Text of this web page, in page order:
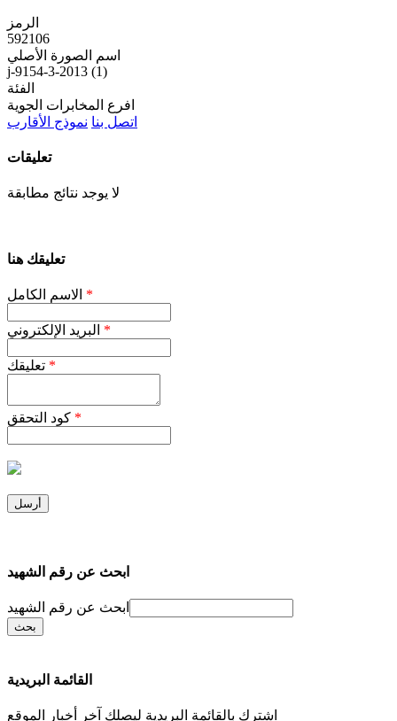
الرمز
592106
اسم الصورة الأصلي
j-9154-3-2013 (1)
الفئة
افرع المخابرات الجوية
اتصل بنا نموذج الأقارب
تعليقات
لا يوجد نتائج مطابقة
تعليقك هنا
*
*
*
*
ابحث عن رقم الشهيد
ابحث عن رقم الشهيد
القائمة البريدية
اشترك بالقائمة البريدية ليصلك آخر أخبار الموقع